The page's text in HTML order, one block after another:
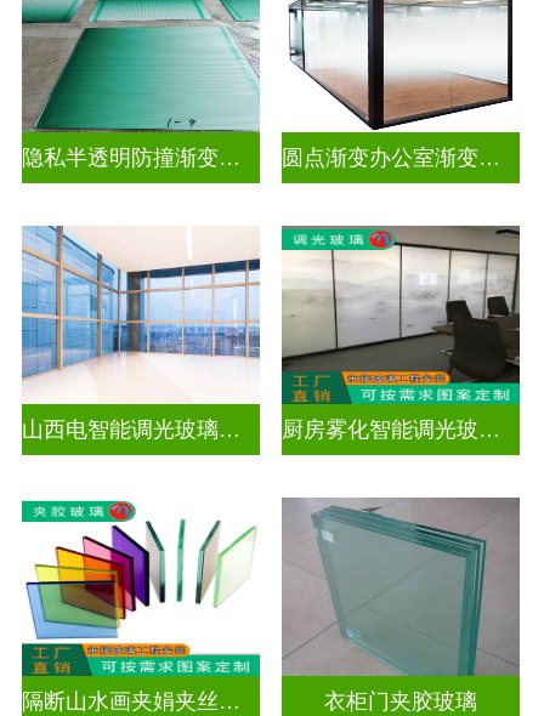
隐私半透明防撞渐变装饰玻璃 圆点渐变办公室渐变玻璃
山西电智能调光玻璃厂家地址 厨房雾化智能调光玻璃有用吗
隔断山水画夹娟夹丝玻璃 衣柜门夹胶玻璃